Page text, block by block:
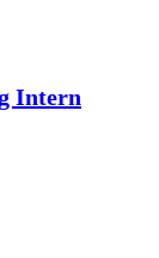
Intern